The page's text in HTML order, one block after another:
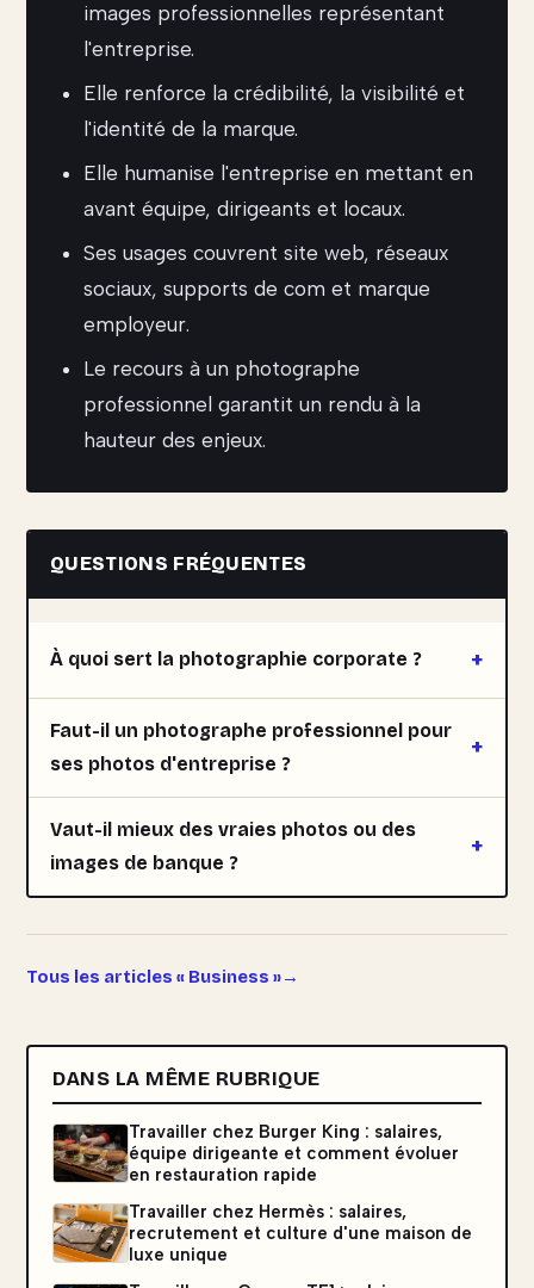
images professionnelles représentant
l'entreprise.
Elle renforce la crédibilité, la visibilité et
l'identité de la marque.
Elle humanise l'entreprise en mettant en
avant équipe, dirigeants et locaux.
Ses usages couvrent site web, réseaux
sociaux, supports de com et marque
employeur.
Le recours à un photographe
professionnel garantit un rendu à la
hauteur des enjeux.
QUESTIONS FRÉQUENTES
À quoi sert la photographie corporate ?
Faut-il un photographe professionnel pour
ses photos d'entreprise ?
Vaut-il mieux des vraies photos ou des
images de banque ?
Tous les articles « Business »
DANS LA MÊME RUBRIQUE
Travailler chez Burger King : salaires,
équipe dirigeante et comment évoluer
en restauration rapide
Travailler chez Hermès : salaires,
recrutement et culture d'une maison de
luxe unique